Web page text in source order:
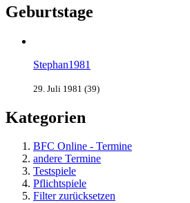
Geburtstage
Stephan1981
29. Juli 1981 (39)
Kategorien
BFC Online - Termine
andere Termine
Testspiele
Pflichtspiele
Filter zurücksetzen